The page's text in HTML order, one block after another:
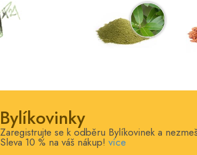
Bylíkovinky
Zaregistrujte se k odběru Bylíkovinek a
Sleva 10 % na váš nákup! více